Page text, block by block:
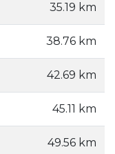
35.19 km
38.76 km
42.69 km
45.11 km
49.56 km